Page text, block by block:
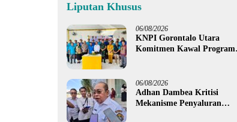
Liputan Khusus
06/08/2026
KNPI Gorontalo Utara
Komitmen Kawal Program
06/08/2026
Adhan Dambea Kritisi
Mekanisme Penyaluran